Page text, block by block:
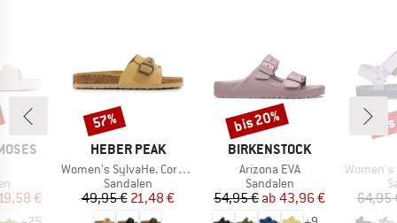
Preis
€
MARKE
HEBER PEAK
Artikel
Women's SylvaHe. Cork Sandal
Produktgruppe
Sandalen
Preis
49,95 €reduzierter Preis
21,48 €
Rabatt
57%
MARKE
BIRKENSTOCK
Artikel
Arizona EVA
Produktgruppe
Sandalen
Preis
54,95 € reduzierter Preis
ab 43,96 €
Rabatt
bis 20%
Artikel
Women's
64,95